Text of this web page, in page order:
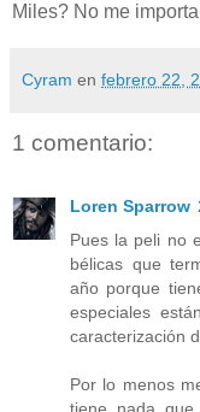
Miles? No me
Cyram en febrero 22,
1 comentario:
Loren Sparrow
Pues la peli no
bélicas que
año porque
especiales
caracterización
Por lo menos
tiene nada